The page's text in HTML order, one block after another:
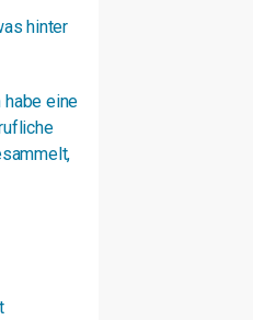
hinter
habe eine